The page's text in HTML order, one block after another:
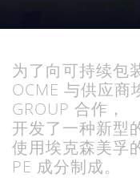
为了向可持续包
OCME 与供应商
GROUP 合作，
开发了一种新型
使用埃克森美孚
PE 成分制成。